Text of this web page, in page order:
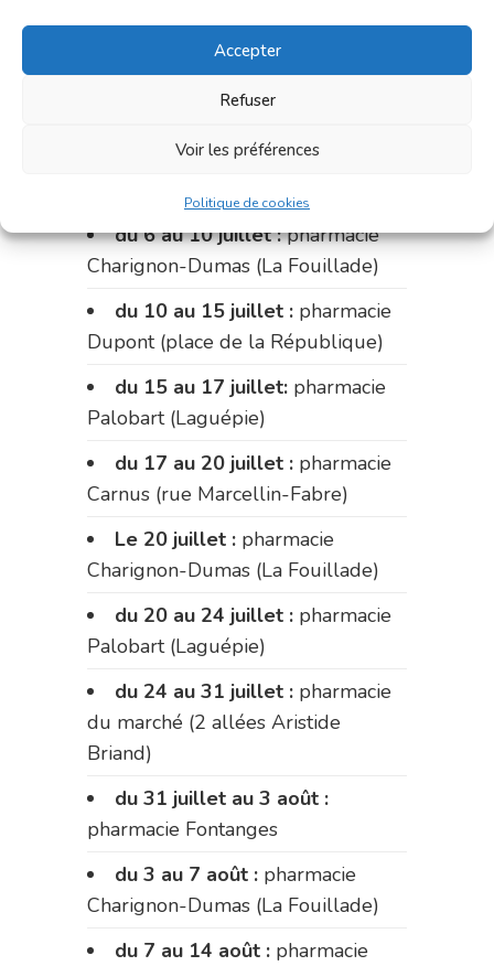
Accepter
Refuser
Voir les préférences
Politique de cookies
Pharmacies de
garde :
du 6 au 10 juillet :pharmacie
Charignon-Dumas (La Fouillade)
du 10 au 15 juillet : pharmacie
Dupont (place de la République)
du 15 au 17 juillet: pharmacie
Palobart (Laguépie)
du 17 au 20 juillet : pharmacie
Carnus (rue Marcellin-Fabre)
Le 20 juillet : pharmacie
Charignon-Dumas (La Fouillade)
du 20 au 24 juillet : pharmacie
Palobart (Laguépie)
du 24 au 31 juillet : pharmacie
du marché (2 allées Aristide
Briand)
du 31 juillet au 3 août :
pharmacie Fontanges
du 3 au 7 août : pharmacie
Charignon-Dumas (La Fouillade)
du 7 au 14 août : pharmacie